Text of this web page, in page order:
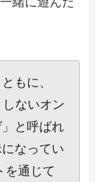
もに、
ないオン
と呼ばれ
なってい
を通じて